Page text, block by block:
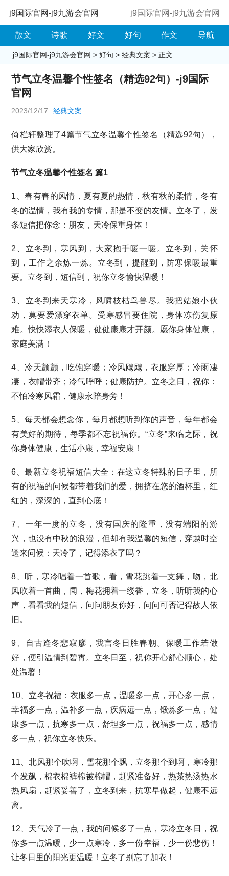
j9国际官网-j9九游会官网 j9国际官网-j9九游会官网
散文 诗歌 好文 好句 作文 导航
j9国际官网-j9九游会官网 > 好句 > 经典文案 > 正文
节气立冬温馨个性签名（精选92句）-j9国际
官网
2023/12/17 经典文案
倚栏轩整理了4篇节气立冬温馨个性签名（精选92句），
供大家欣赏。
节气立冬温馨个性签名 篇1
1、春有春的风情，夏有夏的热情，秋有秋的柔情，冬有
冬的温情，我有我的专情，那是不变的友情。立冬了，发
条短信把你念：朋友，天冷保重身体！
2、立冬到，寒风到，大家抱手暖一暖。立冬到，关怀
到，工作之余炼一炼。立冬到，提醒到，防寒保暖最重
要。立冬到，短信到，祝你立冬愉快温暖！
3、立冬到来天寒冷，风啸枝枯鸟兽尽。我把姑娘小伙
劝，莫要爱漂穿衣单。受寒感冒要住院，身体冻伤复原
难。快快添衣人保暖，健健康康才开颜。愿你身体健康，
家庭美满！
4、冷天颤颤，吃饱穿暖；冷风飕飕，衣服穿厚；冷雨凄
凄，衣帽带齐；冷气呼呼；健康防护。立冬之日，祝你：
不怕冷寒风霜，健康永陪身旁！
5、每天都会想念你，每月都想听到你的声音，每年都会
有美好的期待，每季都不忘祝福你。“立冬”来临之际，祝
你身体健康，生活小康，幸福安康！
6、最新立冬祝福短信大全：在这立冬特殊的日子里，所
有的祝福的问候都带着我们的爱，拥挤在您的酒杯里，红
红的，深深的，直到心底！
7、一年一度的立冬，没有国庆的隆重，没有端阳的游
兴，也没有中秋的浪漫，但却有我温馨的短信，穿越时空
送来问候：天冷了，记得添衣了吗？
8、听，寒冷唱着一首歌，看，雪花跳着一支舞，吻，北
风吹着一首曲，闻，梅花拥着一缕香，立冬，听听我的心
声，看看我的短信，问问朋友你好，问问可否记得故人依
旧。
9、自古逢冬悲寂廖，我言冬日胜春朝。保暖工作若做
好，便引温情到碧霄。立冬日至，祝你开心舒心顺心，处
处温馨！
10、立冬祝福：衣服多一点，温暖多一点，开心多一点，
幸福多一点，温补多一点，疾病远一点，锻炼多一点，健
康多一点，抗寒多一点，舒坦多一点，祝福多一点，感情
多一点，祝你立冬快乐。
11、北风那个吹啊，雪花那个飘，立冬那个到啊，寒冷那
个发飙，棉衣棉裤棉被棉帽，赶紧准备好，热茶热汤热水
热风扇，赶紧妥善了，立冬到来，抗寒早做起，健康不远
离。
12、天气冷了一点，我的问候多了一点，寒冷立冬日，祝
你多一点温暖，少一点寒冷，多一份幸福，少一份悲伤！
让冬日里的阳光更温暖！立冬了别忘了加衣！